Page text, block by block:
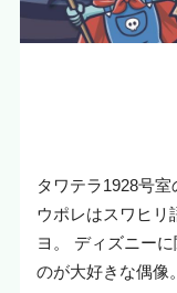
タワテラ1928号
ウポレはスワヒリ
ヨ。 ディズニー
のが大好きな偶像。